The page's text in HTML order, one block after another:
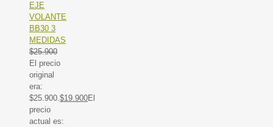
EJE
VOLANTE
BB30 3
MEDIDAS
$25.900
El precio
original
era:
$25.900.$19.900El
precio
actual es: